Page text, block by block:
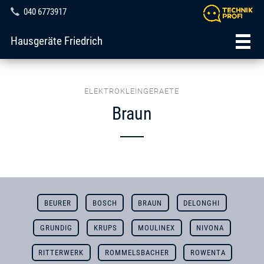
040 6773917
Hausgeräte Friedrich
ELEKTROKLEINGERAETE
Braun
BEURER BOSCH BRAUN DELONGHI
GRUNDIG KRUPS MOULINEX NIVONA
RITTERWERK ROMMELSBACHER ROWENTA